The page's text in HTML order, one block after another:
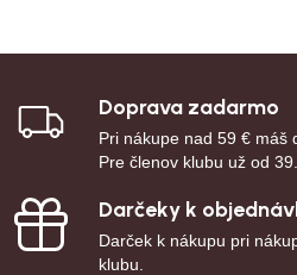
Doprava zadarmo
Pri nákupe nad 59 € máš
Pre členov klubu už od
Darčeky k
Darček k nákupu pri
klubu.